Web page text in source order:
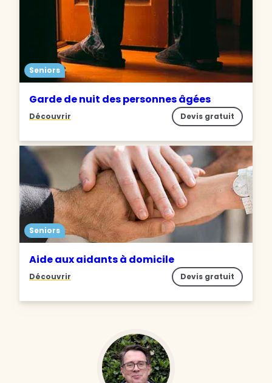
Seniors
Garde de nuit des personnes âgées
Découvrir Devis gratuit
Seniors
Aide aux aidants à domicile
Découvrir Devis gratuit